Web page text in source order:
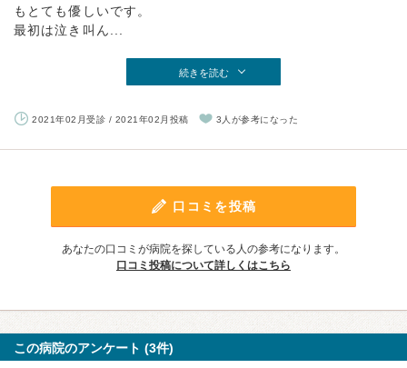
もとても優しいです。
最初は泣き叫ん...
続きを読む
2021年02月受診 / 2021年02月投稿 3人が参考になった
口コミを投稿
あなたの口コミが病院を探している人の参考になります。
口コミ投稿について詳しくはこちら
この病院のアンケート (3件)